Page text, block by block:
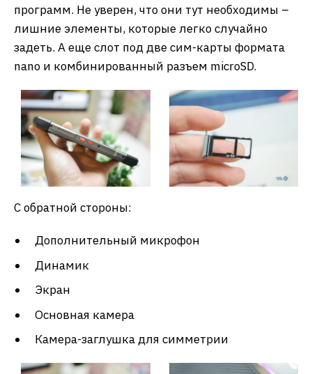
программ. Не уверен, что они тут необходимы –
лишние элементы, которые легко случайно
задеть. А еще слот под две сим-карты формата
nano и комбинированный разъем microSD.
С обратной стороны:
Дополнительный микрофон
Динамик
Экран
Основная камера
Камера-заглушка для симметрии